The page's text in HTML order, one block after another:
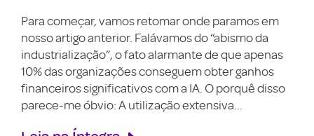
Para começar, vamos retomar onde paramos em
nosso artigo anterior. Falávamos do “abismo da
industrialização”, o fato alarmante de que apenas
10% das organizações conseguem obter ganhos
financeiros significativos com a IA. O porquê disso
parece-me óbvio: A utilização extensiva...